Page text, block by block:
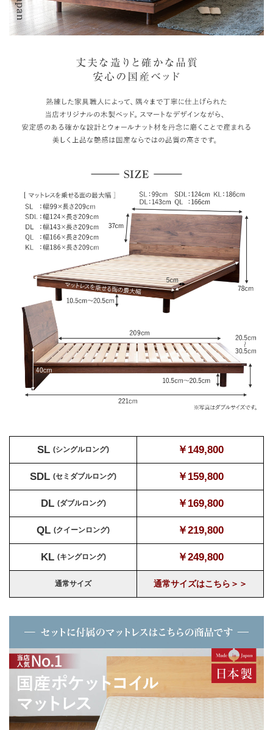
SL (シングルロング) ￥149,800
SDL (セミダブルロング) ￥159,800
DL (ダブルロング) ￥169,800
QL (クイーンロング) ￥219,800
KL (キングロング) ￥249,800
通常サイズ 通常サイズはこちら＞＞